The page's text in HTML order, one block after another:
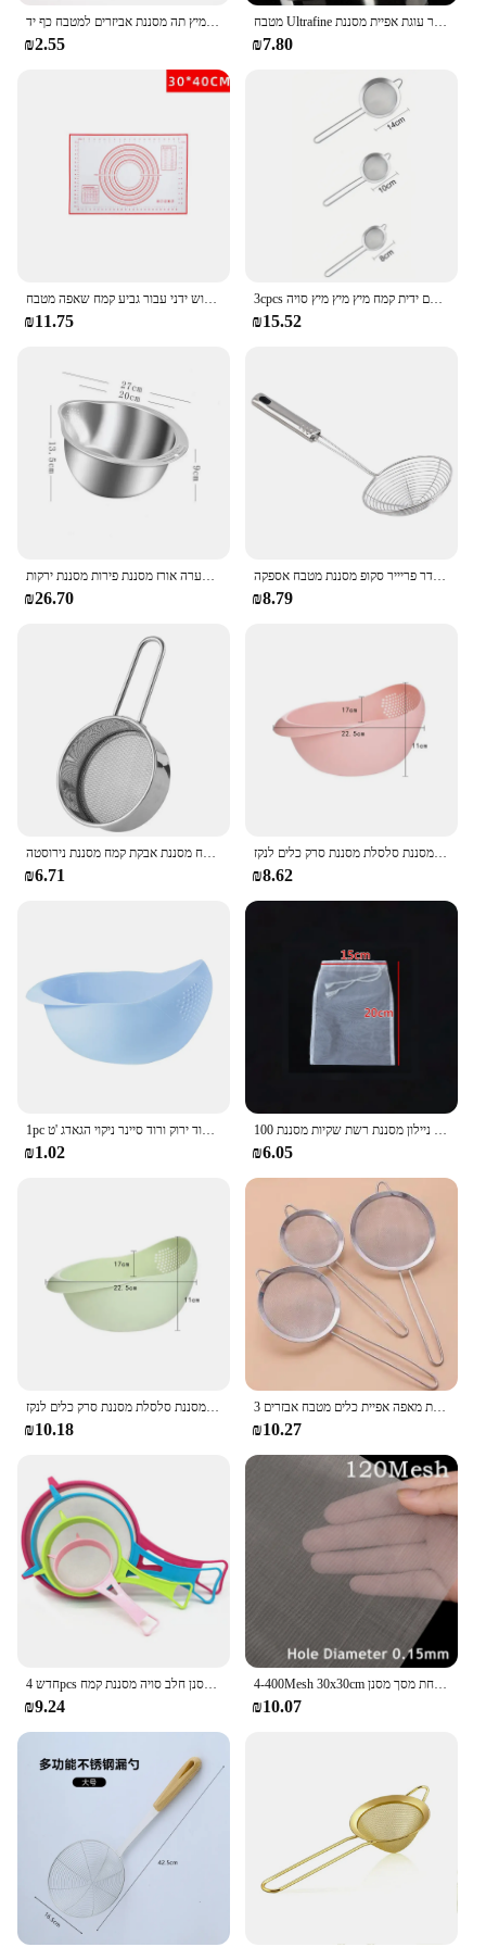
פלסטיק משובח רשת סקופ מסננת קמח מסננת קמח מסננת קמח עם ידית מיץ תה מסננת אביזרים למטבח כף יד
₪2.55
מטבח Ultrafine רשת קמח מכונת נפוי מקצועי עגול מסננת נירוסטה מסננת סוכר עוגת אפיית מסננת
₪7.80
אפיית טופה קמח מסנני אבקת נירוסטה מוחזקת מנטר לשימוש ידני עבור גביע קמח שאפה מטבח
₪11.75
3cpcs נירוסטה רשת בסדר מזון מסננת לאפה עם ידית קמח מיץ מיץ מיץ סויה
₪15.52
מכונת כביסה אורז מכונת כביסה קערה מפלדת אל חלד 304 כביסה קערה אורז מסננת פירות מסננת ירקות
₪26.70
נירוסטה טיגון מסגר צ 'יפס כף תיל רשת סקיימר קולדר פריייר סקופ מסננת מטבח אספקה
₪8.79
מסננת קמח רשת בסדר סוכר סוכר קקאו מאצ 'ה קמח מסננת אבקת קמח מסננת נירוסטה
₪6.71
מסננת אורז פלסטיק מסננת מטבח פלסטיק עם ידיות מסטיק סילת מסננת סלסלת מסננת סרק כלים לנקז
₪8.62
1pc מזון כיתה פלסטיק אורז שעועית אפונה כביסה מסנן מסננת צבע ורוד ירוק ורוד סיינר ניקוי הגאדג 'ט
₪1.02
100 רשת סויה מסנן שקיות יין אגוז חלב תה קפה יוגורט מסננת נקי מטבח גאדג 'טים לשימוש חוזר ניילון מסננת רשת שקיות מסננת
₪6.05
מסננת אורז פלסטיק מסננת מטבח פלסטיק עם ידיות מסטיק סילת מסננת סלסלת מסננת סרק כלים לנקז
₪10.18
3 יח'\סט נירוסטה חוט רשת בסדר שמן מסננת קמח מסננת מסננת נפת מאפה אפיית כלים מטבח אבזרים
₪10.27
חדש 4pcs פלסטיק רשת בסדר מסנן חלב סויה מסננת קמח sieve עם ידית מיץ ומטפל תה כלי מטבח מסנן
₪9.24
4-400Mesh 30x30cm נירוסטה רשת מסנן רשת מתכת קדמי תיקון קבוע רשת מסנן ארוג חוט מסננת צלחת מסך מסנן
₪10.07